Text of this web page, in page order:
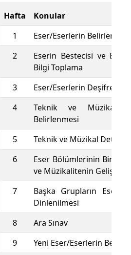
Hafta
Konular
1
Eser/Eserlerin
2
Eserin Bestecisi ve Eser
Bilgi Toplama
3
Eser/Eserlerin Deşifre
4
Teknik ve Müzikal
Belirlenmesi
5
Teknik ve Müzikal Detaylı
6
Eser Bölümlerinin Birlikte
ve Müzikalitenin
7
Başka Grupların Eser
Dinlenilmesi
8
Ara Sınav
9
Yeni Eser/Eserlerin